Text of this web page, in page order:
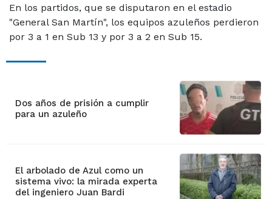
En los partidos, que se disputaron en el estadio
"General San Martín", los equipos azuleños perdieron
por 3 a 1 en Sub 13 y por 3 a 2 en Sub 15.
Dos años de prisión a cumplir
para un azuleño
El arbolado de Azul como un
sistema vivo: la mirada experta
del ingeniero Juan Bardi